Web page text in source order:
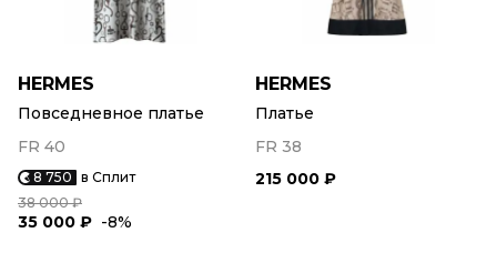
HERMES
Повседневное платье
FR 40
8 750 в Сплит
38 000 ₽
35 000 ₽ -8%
HERMES
Платье
FR 38
215 000 ₽